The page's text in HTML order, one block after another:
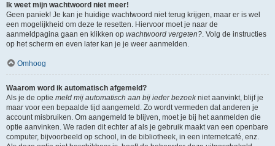
Ik weet mijn wachtwoord niet meer!
Geen paniek! Je kan je huidige wachtwoord niet terug krijgen, maar er is wel
een mogelijkheid om deze te resetten. Hiervoor moet je naar de
aanmeldpagina gaan en klikken op wachtwoord vergeten?. Volg de instructies
op het scherm en even later kan je je weer aanmelden.
Omhoog
Waarom word ik automatisch afgemeld?
Als je de optie meld mij automatisch aan bij ieder bezoekniet aanvinkt, blijf je
maar voor een bepaalde tijd aangemeld. Zo wordt vermeden dat anderen je
account misbruiken. Om aangemeld te blijven, moet je bij het aanmelden die
optie aanvinken. We raden dit echter af als je gebruik maakt van een openbare
computer, bijvoorbeeld op school, in de bibliotheek, in een internetcafé, enz.